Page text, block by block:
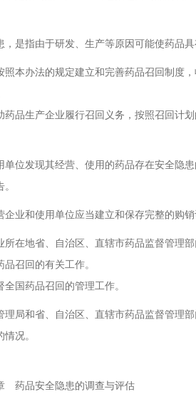
指由于研发、生产等原因可能使药品具
办法的规定建立和完善药品召回制度，
品生产企业履行召回义务，按照召回计
发现其经营、使用的药品存在安全隐患
和使用单位应当建立和保存完整的购销
地省、自治区、直辖市药品监督管理部
召回的有关工作。
国药品召回的管理工作。
和省、自治区、直辖市药品监督管理部
况。
患的调查与评估